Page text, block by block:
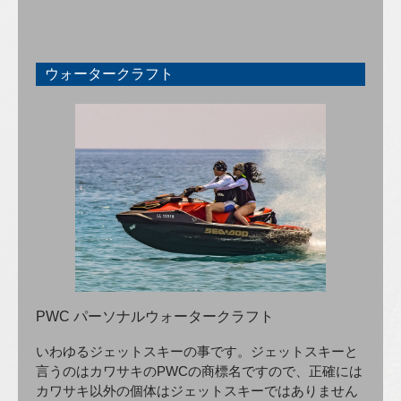
ウォータークラフト
PWC パーソナルウォータークラフト
いわゆるジェットスキーの事です。ジェットスキーと
言うのはカワサキのPWCの商標名ですので、正確には
カワサキ以外の個体はジェットスキーではありません